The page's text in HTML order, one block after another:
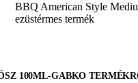
BBQ American Style
ezüstérmes termék
100ML-GABKO